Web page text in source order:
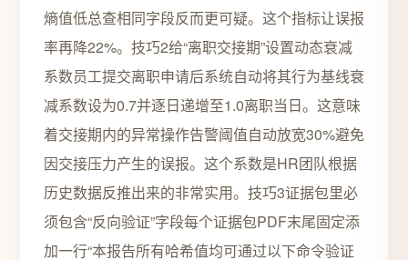
熵值低总查相同字段反而更可疑。这个指标让误报
率再降22%。技巧2给“离职交接期”设置动态衰减
系数员工提交离职申请后系统自动将其行为基线衰
减系数设为0.7并逐日递增至1.0离职当日。这意味
着交接期内的异常操作告警阈值自动放宽30%避免
因交接压力产生的误报。这个系数是HR团队根据
历史数据反推出来的非常实用。技巧3证据包里必
须包含“反向验证”字段每个证据包PDF末尾固定添
加一行“本报告所有哈希值均可通过以下命令验证